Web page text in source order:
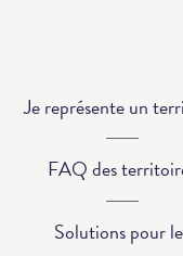
Je représente un
FAQ des
Solutions pour